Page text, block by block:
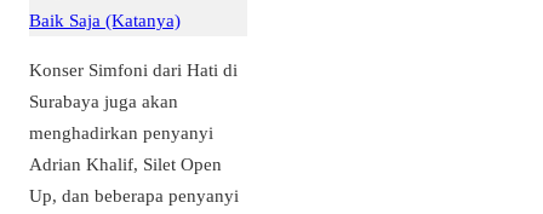
Baik Saja (Katanya)
Konser Simfoni dari Hati di
Surabaya juga akan
menghadirkan penyanyi
Adrian Khalif, Silet Open
Up, dan beberapa penyanyi